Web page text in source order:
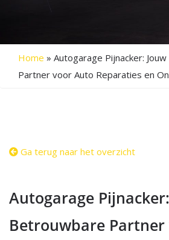
Home » Autogarage Pijnacker:
Partner voor Auto Reparaties en
Ga terug naar het overzicht
Autogarage
Betrouwbare